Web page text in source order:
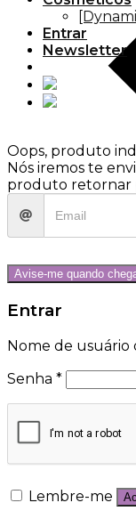
Entrar
Newsletter
Oops, produto
Nós iremos te
produto retornar
Avise-me quando
Entrar
Nome de usuário
Senha *
Lembre-me